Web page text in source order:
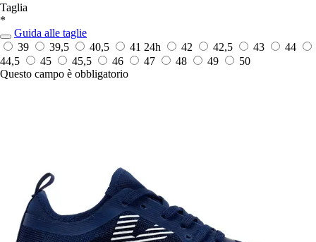
Taglia
*
Guida alle taglie
39
39,5 40,5 41 24h 42 42,5 43
44
44,5
45 45,5 46 47 48 49
50
Questo campo è obbligatorio